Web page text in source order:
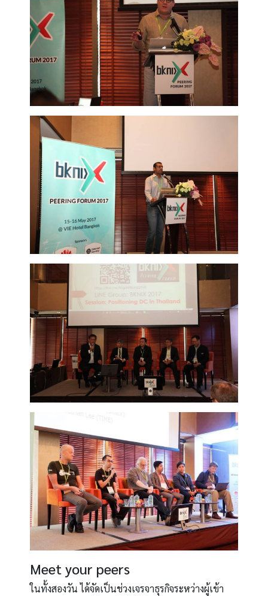
Meet your peers
ในทั้งสองวัน ได้จัดเป็นช่วงเจรจาธุรกิจระหว่างผู้เข้า